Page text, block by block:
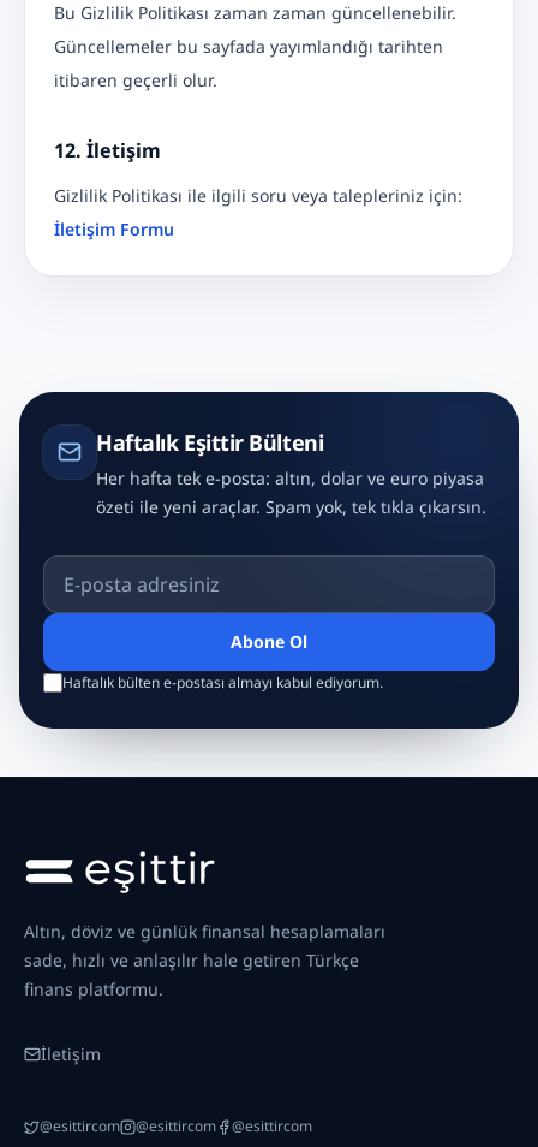
Bu Gizlilik Politikası zaman zaman güncellenebilir.
Güncellemeler bu sayfada yayımlandığı tarihten
itibaren geçerli olur.
12. İletişim
Gizlilik Politikası ile ilgili soru veya talepleriniz için:
İletişim Formu
Haftalık Eşittir Bülteni
Her hafta tek e-posta: altın, dolar ve euro piyasa
özeti ile yeni araçlar. Spam yok, tek tıkla çıkarsın.
E-posta adresiniz
Abone Ol
Haftalık bülten e-postası almayı kabul ediyorum.
Altın, döviz ve günlük finansal hesaplamaları
sade, hızlı ve anlaşılır hale getiren Türkçe
finans platformu.
İletişim
@esittircom @esittircom @esittircom